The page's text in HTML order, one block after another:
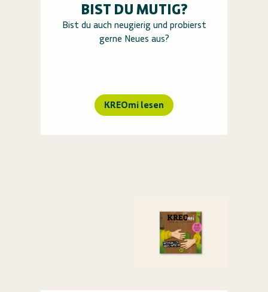
BIST DU MUTIG?
Bist du auch neugierig und probierst
gerne Neues aus?
KREOmi lesen